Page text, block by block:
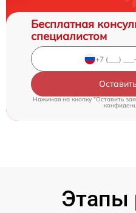
Бесплатная
специалистом
Нажимая на кнопку "Оставить
Этапы